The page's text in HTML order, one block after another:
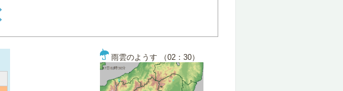
雨雲のようす （02：30）